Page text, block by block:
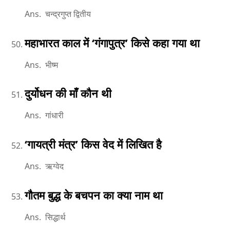
Ans. चन्द्रगुप्त द्वितीय
महाभारत काल में ‘गंगापुत्र’ किसे कहा गया था
Ans. भीष्म
दुर्योधन की माँ कौन थी
Ans. गांधारी
‘गायत्री मंत्र’ किस वेद में लिखित है
Ans. ऋग्वेद
गौतम बुद्ध के बचपन का क्या नाम था
Ans. सिद्धार्थ